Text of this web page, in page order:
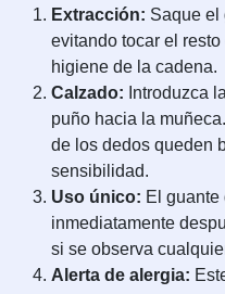
Extracción: Saque el
evitando tocar el
higiene de la cadena.
Calzado: Introduzca
puño hacia la
de los dedos queden
sensibilidad.
Uso único: El
inmediatamente
si se observa
Alerta de alergia: